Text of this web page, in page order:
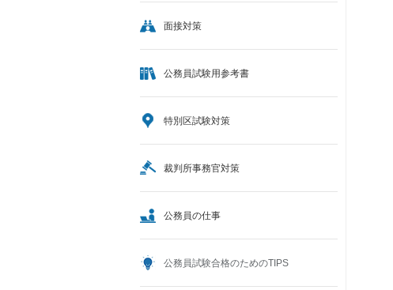
面接対策
公務員試験用参考書
特別区試験対策
裁判所事務官対策
公務員の仕事
公務員試験合格のためのTIPS